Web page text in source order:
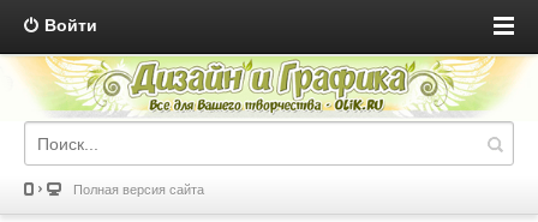
Войти
Полная версия сайта